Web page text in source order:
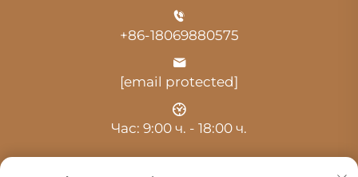
+86-18069880575
[email protected]
Час: 9:00 ч. - 18:00 ч.